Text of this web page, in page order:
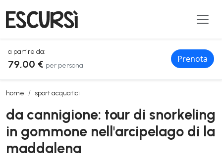
a partire da:
79,00 € per persona
Prenota
home sport acquatici
da cannigione: tour di snorkeling in gommone nell'arcipelago di la
da cannigione: tour di snorkeling
in gommone nell'arcipelago di la
maddalena